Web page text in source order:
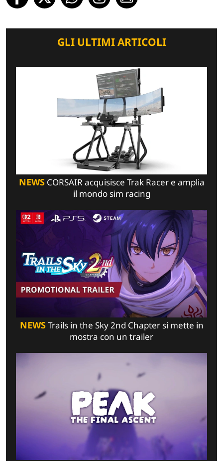
GLI ULTIMI ARTICOLI
NEWSCORSAIR acquisisce Trak Racer e amplia
il mondo sim racing
NEWSTrails in the Sky 2nd Chapter si mette in
mostra con un trailer